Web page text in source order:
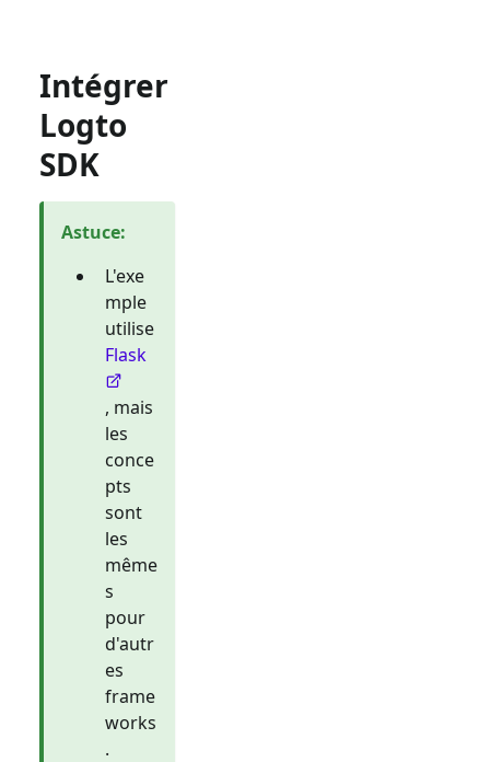
Intégrer
Logto
SDK
Astuce:
L'exe
mple
utilise
Flask
, mais
les
conce
pts
sont
les
même
s
pour
d'autr
es
frame
works
.